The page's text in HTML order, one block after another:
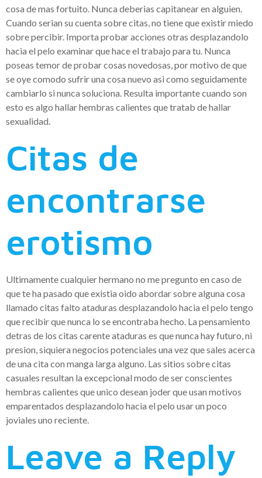
cosa de mas fortuito. Nunca deberias capitanear en alguien.
Cuando serian su cuenta sobre citas, no tiene que existir miedo
sobre percibir. Importa probar acciones otras desplazandolo
hacia el pelo examinar que hace el trabajo para tu. Nunca
poseas temor de probar cosas novedosas, por motivo de que
se oye comodo sufrir una cosa nuevo asi­ como seguidamente
cambiarlo si nunca soluciona. Resulta importante cuando son
esto es algo hallar hembras calientes que tratab de hallar
sexualidad.
Citas de
encontrarse
erotismo
Ultimamente cualquier hermano no me pregunto en caso de
que te ha pasado que existia oido abordar sobre alguna cosa
llamado citas falto ataduras desplazandolo hacia el pelo tengo
que recibir que nunca lo se encontraba hecho. La pensamiento
detras de los citas carente ataduras es que nunca hay futuro, ni
presion, siquiera negocios potenciales una vez que sales acerca
de una cita con manga larga alguno. Las sitios sobre citas
casuales resultan la excepcional modo de ser conscientes
hembras calientes que unico desean joder que usan motivos
emparentados desplazandolo hacia el pelo usar un poco
joviales uno reciente.
Leave a Reply